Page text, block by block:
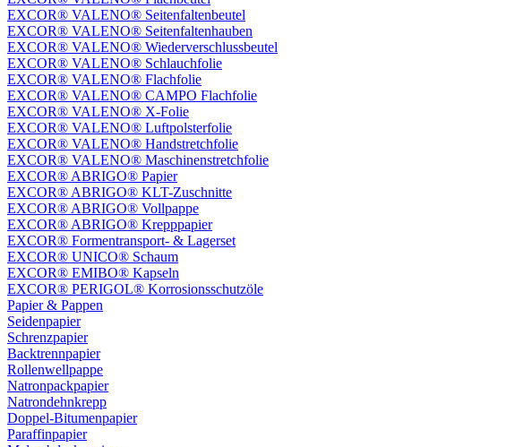
EXCOR® VALENO® Seitenfaltenbeutel
EXCOR® VALENO® Seitenfaltenhauben
EXCOR® VALENO® Wiederverschlussbeutel
EXCOR® VALENO® Schlauchfolie
EXCOR® VALENO® Flachfolie
EXCOR® VALENO® CAMPO Flachfolie
EXCOR® VALENO® X-Folie
EXCOR® VALENO® Luftpolsterfolie
EXCOR® VALENO® Handstretchfolie
EXCOR® VALENO® Maschinenstretchfolie
EXCOR® ABRIGO® Papier
EXCOR® ABRIGO® KLT-Zuschnitte
EXCOR® ABRIGO® Vollpappe
EXCOR® ABRIGO® Krepppapier
EXCOR® Formentransport- & Lagerset
EXCOR® UNICO® Schaum
EXCOR® EMIBO® Kapseln
EXCOR® PERIGOL® Korrosionsschutzöle
Papier & Pappen
Seidenpapier
Schrenzpapier
Backtrennpapier
Rollenwellpappe
Natronpackpapier
Natrondehnkrepp
Doppel-Bitumenpapier
Paraffinpapier